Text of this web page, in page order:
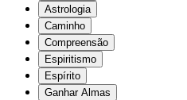
Astrologia
Caminho
Compreensão
Espiritismo
Espírito
Ganhar Almas